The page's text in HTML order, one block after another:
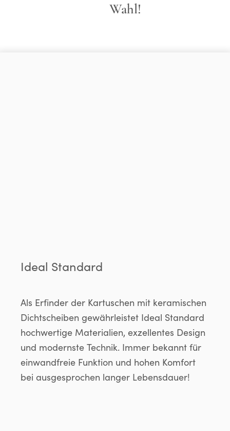
Wahl!
Ideal Standard
Als Erfinder der Kartuschen mit keramischen
Dichtscheiben gewährleistet Ideal Standard
hochwertige Materialien, exzellentes Design
und modernste Technik. Immer bekannt für
einwandfreie Funktion und hohen Komfort
bei ausgesprochen langer Lebensdauer!